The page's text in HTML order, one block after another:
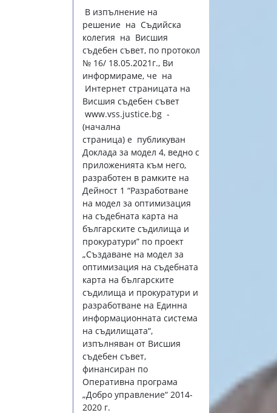
В изпълнение на
решение на Съдийска
колегия на Висшия
съдебен съвет, по протокол
№ 16/ 18.05.2021г., Ви
информираме, че на
Интернет страницата на
Висшия съдебен съвет
www.vss.justice.bg -
(начална
страница) е публикуван
Доклада за модел 4, ведно с
приложенията към него,
разработен в рамките на
Дейност 1 “Разработване
на модел за оптимизация
на съдебната карта на
българските съдилища и
прокуратури” по проект
„Създаване на модел за
оптимизация на съдебната
карта на българските
съдилища и прокуратури и
разработване на Единна
информационната система
на съдилищата“,
изпълняван от Висшия
съдебен съвет,
финансиран по
Оперативна програма
„Добро управление“ 2014-
2020 г.